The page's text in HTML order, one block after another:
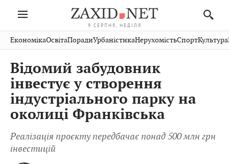
9 СЕРПНЯ, НЕДІЛЯ
Івано-
Франківськ
Тернопіль
Волинь
Закарпаття
Рівне
Шептицький
Стрий
Хмельницький
Вінниця
Публікації
Авто СловкоКультура
Кіно Дім Спорт
ФотоОсвітаНерухомість
тварини
ЕкономікаОсвітаПорадиУрбаністикаНерухомістьСпортКультура
Відомий забудовник
інвестує у створення
індустріального парку на
околиці Франківська
Реалізація проєкту передбачає понад 500 млн грн
інвестицій